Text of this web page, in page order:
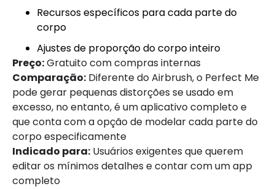
Recursos específicos para cada parte do
corpo
Ajustes de proporção do corpo inteiro
Preço:Gratuito com compras internas
Comparação: Diferente do Airbrush, o Perfect Me
pode gerar pequenas distorções se usado em
excesso, no entanto, é um aplicativo completo e
que conta com a opção de modelar cada parte do
corpo especificamente
Indicado para: Usuários exigentes que querem
editar os mínimos detalhes e contar com um app
completo